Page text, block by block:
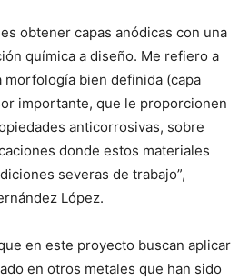
obtener capas anódicas con una
química a diseño. Me refiero a
morfología bien definida (capa
importante, que le proporcionen
anticorrosivas, sobre
donde estos materiales
severas de trabajo”,
López.
en este proyecto buscan aplicar
en otros metales que han sido